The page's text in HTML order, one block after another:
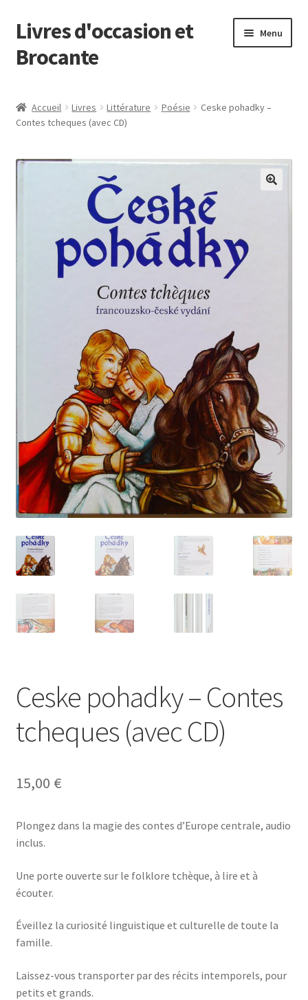
Aller
à
la
Aller
au
contenu
Livres d'occasion et
Brocante
Menu
Accueil Livres Littérature Poésie
Ceske pohadky –
Contes tcheques (avec CD)
Ceske pohadky – Contes
tcheques (avec CD)
15,00 €
Plongez dans la magie des contes d’Europe centrale, audio
inclus.
Une porte ouverte sur le folklore tchèque, à lire et à
écouter.
Éveillez la curiosité linguistique et culturelle de toute la
famille.
Laissez-vous transporter par des récits intemporels, pour
petits et grands.